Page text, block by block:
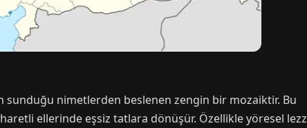
sunduğu nimetlerden beslenen zengin bir mozaiktir. Bu
ellerinde eşsiz tatlara dönüşür. Özellikle yöresel